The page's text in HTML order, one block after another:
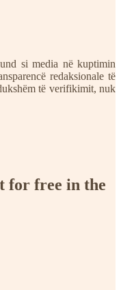
si media në kuptimin
redaksionale të
të verifikimit, nuk
for free in the